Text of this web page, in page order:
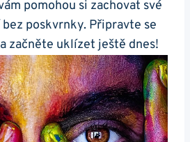
pomohou si zachovat své
poskvrnky. Připravte se
začněte uklízet ještě dnes!